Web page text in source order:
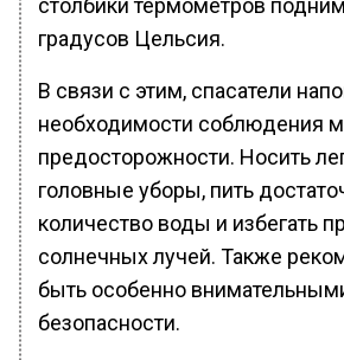
столбики термометров
градусов Цельсия.
В связи с этим, спасатели
необходимости соблюдения
предосторожности. Носить
головные уборы, пить
количество воды и избегать
солнечных лучей. Также
быть особенно
безопасности.